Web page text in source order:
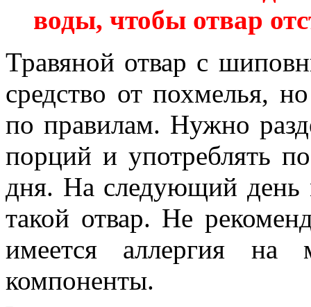
воды, чтобы отвар
Травяной отвар с
средство от похмелья,
по правилам. Нужно
порций и употреблять
дня. На следующий день
такой отвар. Не
имеется аллергия на
компоненты.